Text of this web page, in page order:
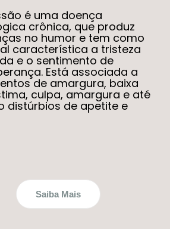
é uma doença
crônica, que produz
no humor e tem como
característica a tristeza
e o sentimento de
Está associada a
de amargura, baixa
culpa, amargura e até
distúrbios de apetite e
Saiba Mais